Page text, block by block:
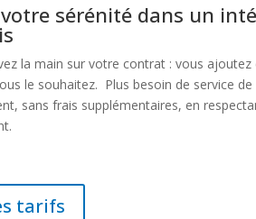
sérénité dans un
la main sur votre contrat : vous
le souhaitez. Plus besoin de service de
sans frais supplémentaires, en
tarifs